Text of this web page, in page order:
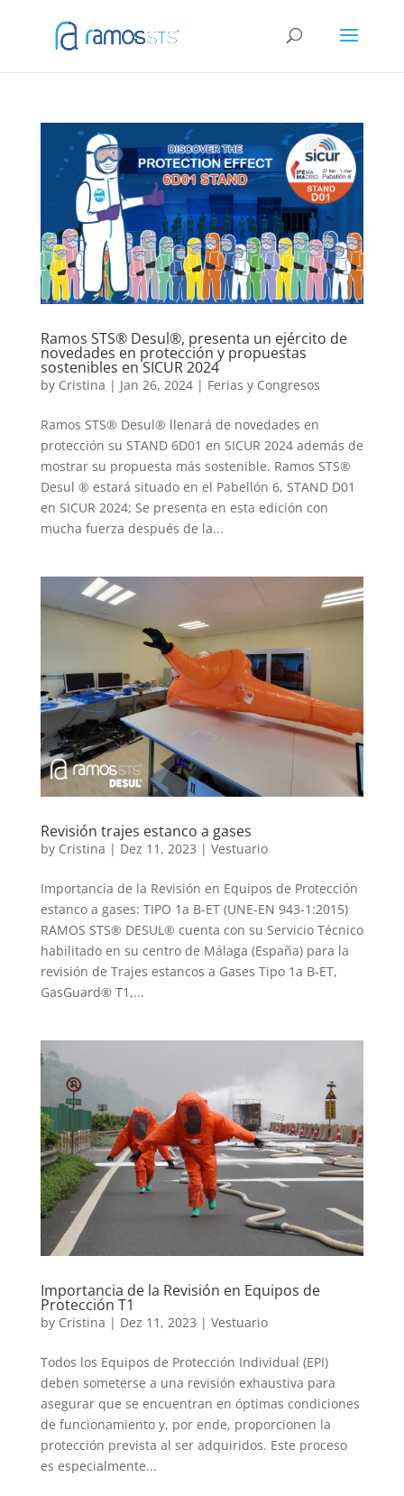
Ramos STS® Desul®, presenta un ejército de
novedades en protección y propuestas
sostenibles en SICUR 2024
by Cristina | Jan 26, 2024| Ferias y Congresos
Ramos STS® Desul® llenará de novedades en
protección su STAND 6D01 en SICUR 2024 además de
mostrar su propuesta más sostenible. Ramos STS®
Desul ® estará situado en el Pabellón 6, STAND D01
en SICUR 2024; Se presenta en esta edición con
mucha fuerza después de la...
Revisión trajes estanco a gases
by Cristina | Dez 11, 2023 | Vestuario
Importancia de la Revisión en Equipos de Protección
estanco a gases: TIPO 1a B-ET (UNE-EN 943-1:2015)
RAMOS STS® DESUL® cuenta con su Servicio Técnico
habilitado en su centro de Málaga (España) para la
revisión de Trajes estancos a Gases Tipo 1a B-ET,
GasGuard® T1,...
Importancia de la Revisión en Equipos de
Protección T1
by Cristina | Dez 11, 2023 | Vestuario
Todos los Equipos de Protección Individual (EPI)
deben someterse a una revisión exhaustiva para
asegurar que se encuentran en óptimas condiciones
de funcionamiento y, por ende, proporcionen la
protección prevista al ser adquiridos. Este proceso
es especialmente...